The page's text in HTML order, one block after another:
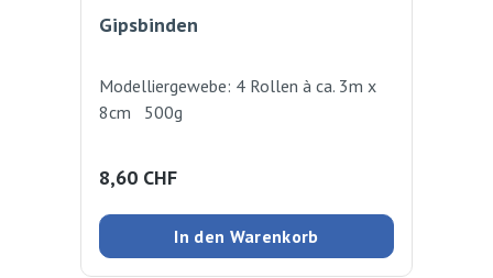
Gipsbinden
Modelliergewebe: 4 Rollen à ca. 3m x
8cm 500g
Regulärer Preis:
8,60 CHF
In den Warenkorb